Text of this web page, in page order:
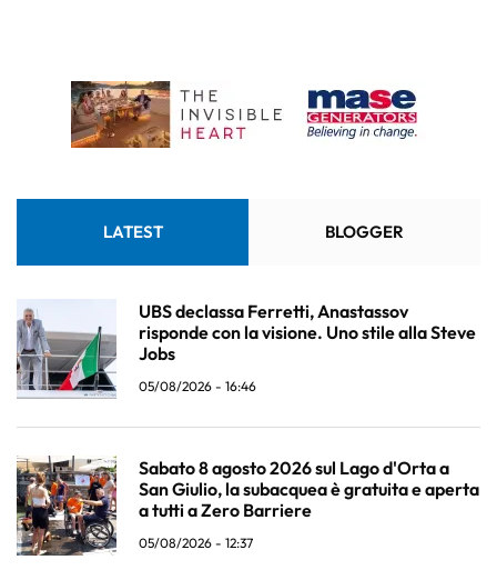
LATEST BLOGGER
UBS declassa Ferretti, Anastassov
risponde con la visione. Uno stile alla Steve
Jobs
05/08/2026 - 16:46
Sabato 8 agosto 2026 sul Lago d'Orta a
San Giulio, la subacquea è gratuita e aperta
a tutti a Zero Barriere
05/08/2026 - 12:37